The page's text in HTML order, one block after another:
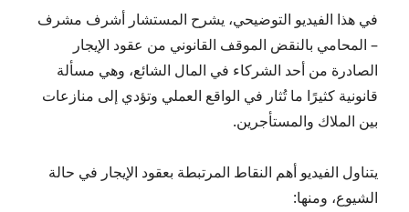
في هذا الفيديو التوضيحي، يشرح المستشار أشرف مشرف
– المحامي بالنقض الموقف القانوني من عقود الإيجار
الصادرة من أحد الشركاء في المال الشائع، وهي مسألة
قانونية كثيرًا ما تُثار في الواقع العملي وتؤدي إلى منازعات
بين الملاك والمستأجرين.
يتناول الفيديو أهم النقاط المرتبطة بعقود الإيجار في حالة
الشيوع، ومنها: